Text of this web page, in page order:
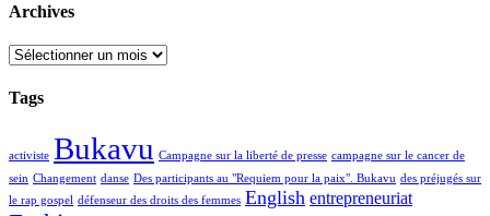
Archives
Archives
Tags
activiste Bukavu Campagne sur la liberté de presse campagne sur le cancer de
sein Changement danse Des participants au "Requiem pour la paix". Bukavu des préjugés sur
le rap gospel défenseur des droits des femmes English entrepreneuriat